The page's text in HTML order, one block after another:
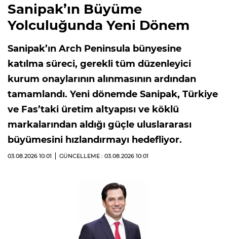
Sanipak’ın Büyüme
Yolculuğunda Yeni Dönem
Sanipak’ın Arch Peninsula bünyesine
katılma süreci, gerekli tüm düzenleyici
kurum onaylarının alınmasının ardından
tamamlandı. Yeni dönemde Sanipak, Türkiye
ve Fas’taki üretim altyapısı ve köklü
markalarından aldığı güçle uluslararası
büyümesini hızlandırmayı hedefliyor.
03.08.2026 10:01 GÜNCELLEME : 03.08.2026 10:01